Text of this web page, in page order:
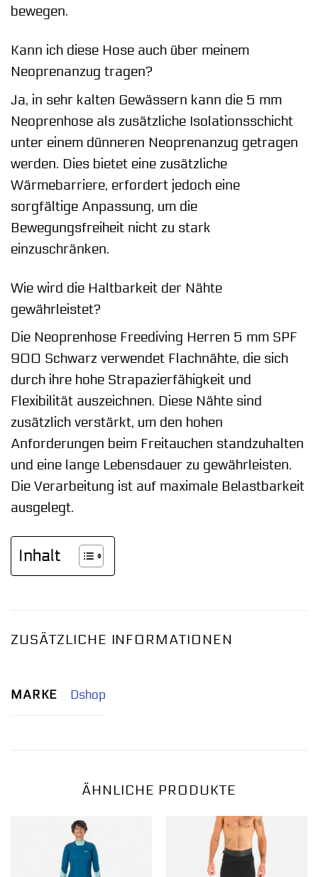
bewegen.
Kann ich diese Hose auch über meinem
Neoprenanzug tragen?
Ja, in sehr kalten Gewässern kann die 5 mm
Neoprenhose als zusätzliche Isolationsschicht
unter einem dünneren Neoprenanzug getragen
werden. Dies bietet eine zusätzliche
Wärmebarriere, erfordert jedoch eine
sorgfältige Anpassung, um die
Bewegungsfreiheit nicht zu stark
einzuschränken.
Wie wird die Haltbarkeit der Nähte
gewährleistet?
Die Neoprenhose Freediving Herren 5 mm SPF
900 Schwarz verwendet Flachnähte, die sich
durch ihre hohe Strapazierfähigkeit und
Flexibilität auszeichnen. Diese Nähte sind
zusätzlich verstärkt, um den hohen
Anforderungen beim Freitauchen standzuhalten
und eine lange Lebensdauer zu gewährleisten.
Die Verarbeitung ist auf maximale Belastbarkeit
ausgelegt.
Inhalt
ZUSÄTZLICHE INFORMATIONEN
MARKE Dshop
ÄHNLICHE PRODUKTE